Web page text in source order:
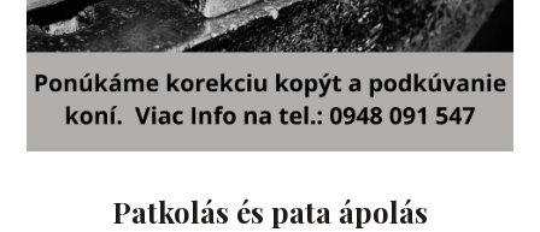
Patkolás és pata ápolás